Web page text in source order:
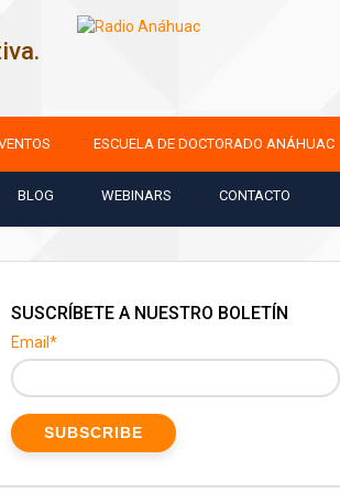
ESCUELA DE DOCTORADO ANÁHUAC
BLOG WEBINARS CONTACTO
SUSCRÍBETE A NUESTRO BOLETÍN
Email*